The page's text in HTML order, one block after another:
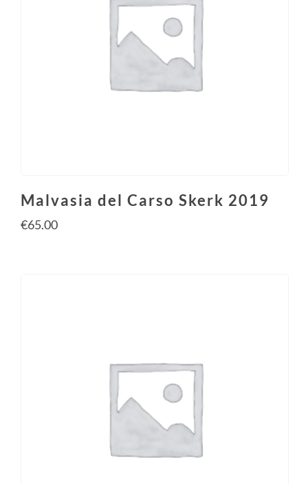
Malvasia del Carso Skerk 2019
€65.00